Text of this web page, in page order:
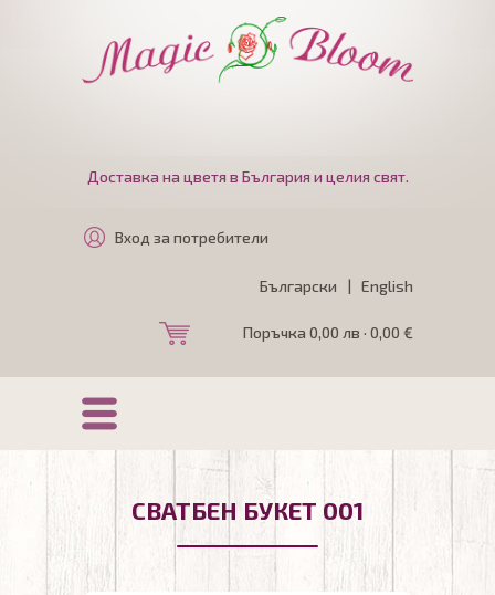
Доставка на цветя в България и целия свят.
Вход за потребители
Български | English
Поръчка 0,00 лв · 0,00 €
СВАТБЕН БУКЕТ 001